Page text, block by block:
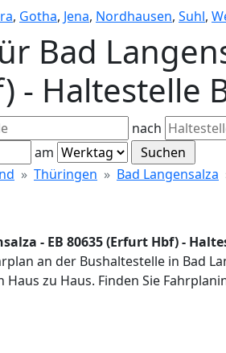
, Gotha, Jena, Nordhausen, Suhl,
Bad
- Haltestelle
nach
am
Thüringen Bad Langensalza
- EB 80635 (Erfurt Hbf) -
an der Bushaltestelle in Bad
Haus zu Haus. Finden Sie